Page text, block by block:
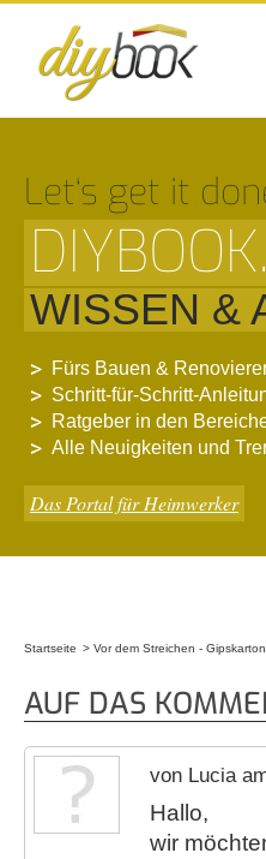
Let‘s get it
WISSEN &
Fürs Bauen &
Schritt-für-Schritt-
Ratgeber in den
Alle Neuigkeiten und
Das Portal für Heimwerker
Startseite Vor dem Streichen -
AUF DAS
von Lucia
Hallo,
wir